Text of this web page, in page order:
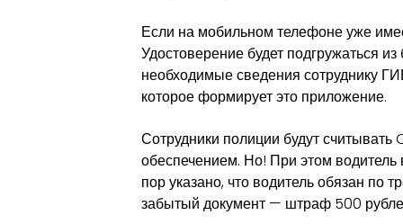
Если на мобильном телефоне уже
Удостоверение будет подгружаться
необходимые сведения сотруднику
которое формирует это приложение.
Сотрудники полиции будут
обеспечением. Но! При этом водитель
пор указано, что водитель обязан по
забытый документ — штраф 500